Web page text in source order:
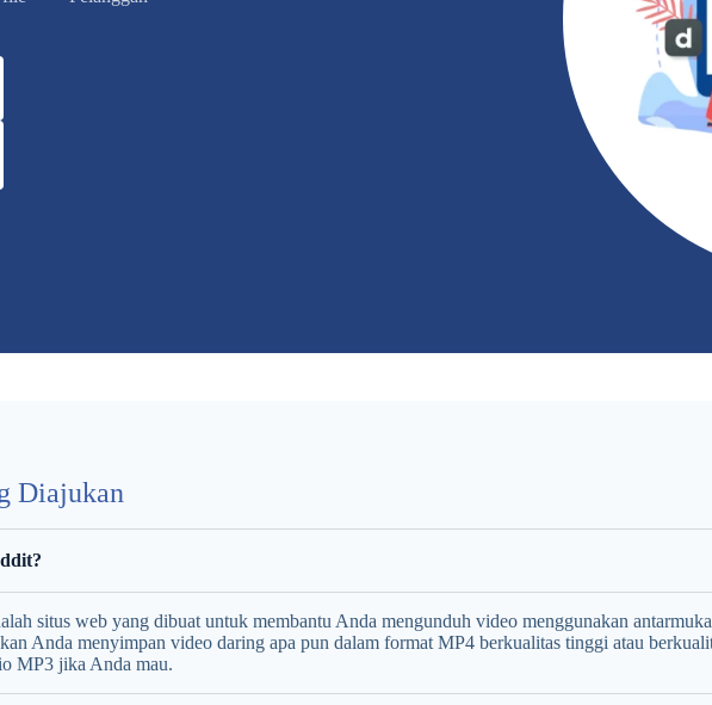
Diajukan
situs web yang dibuat untuk membantu Anda mengunduh video menggunakan
Anda menyimpan video daring apa pun dalam format MP4 berkualitas tinggi atau
MP3 jika Anda mau.